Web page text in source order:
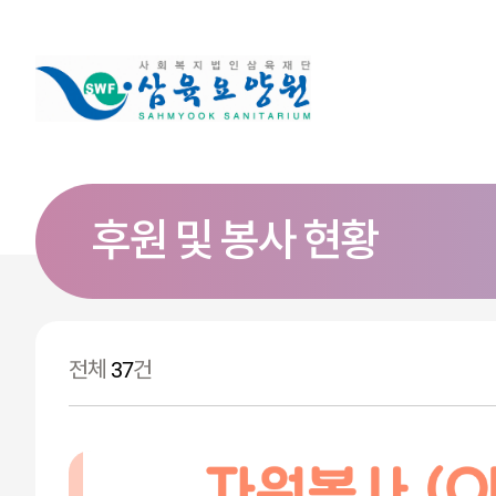
후원 및 봉사 현황
전체 37건